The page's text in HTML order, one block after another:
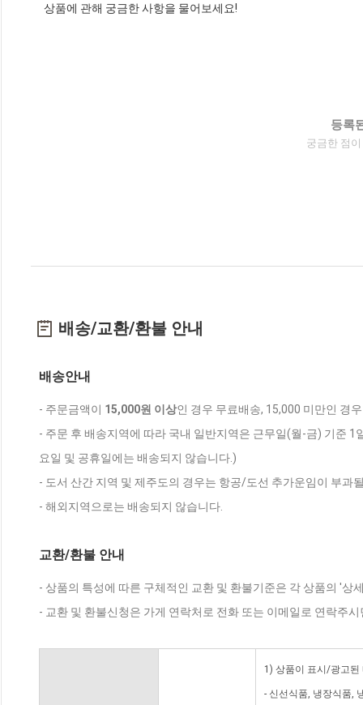
상품에 관해 궁금한 사항을 물어보세요!
등록
궁금한 점
배송/교환/환불 안내
배송안내
- 주문금액이 15,000원 이상인 경우 무료배송, 15,000 미만인 경
- 주문 후 배송지역에 따라 국내 일반지역은 근무일(월-금) 기준
요일 및 공휴일에는 배송되지 않습니다.)
- 도서 산간 지역 및 제주도의 경우는 항공/도선 추가운임이 부과
- 해외지역으로는 배송되지 않습니다.
교환/환불 안내
- 상품의 특성에 따른 구체적인 교환 및 환불기준은 각 상품의 '상
- 교환 및 환불신청은 가게 연락처로 전화 또는 이메일로 연락주
1) 상품이 표시/광고된
- 신선식품, 냉장식품,